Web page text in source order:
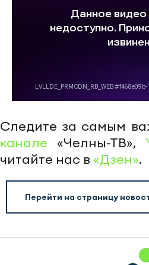
Следите за самым
канале «Челны-ТВ»,
читайте нас в «Дзен».
Перейти на страницу